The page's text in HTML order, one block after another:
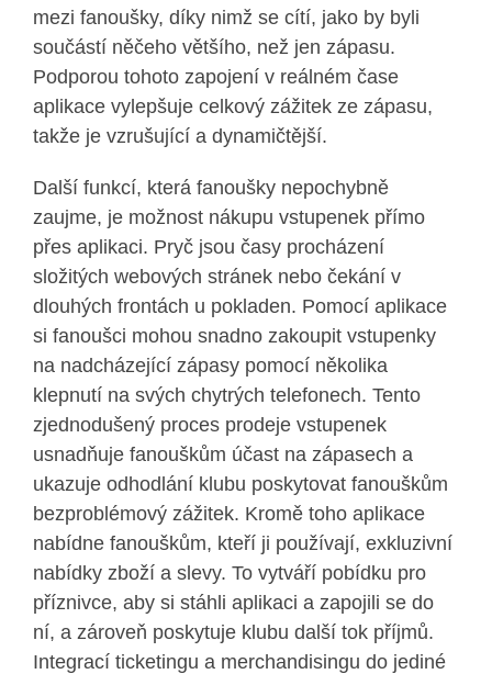
mezi fanoušky, díky nimž se cítí, jako by byli
součástí něčeho většího, než jen zápasu.
Podporou tohoto zapojení v reálném čase
aplikace vylepšuje celkový zážitek ze zápasu,
takže je vzrušující a dynamičtější.
Další funkcí, která fanoušky nepochybně
zaujme, je možnost nákupu vstupenek přímo
přes aplikaci. Pryč jsou časy procházení
složitých webových stránek nebo čekání v
dlouhých frontách u pokladen. Pomocí aplikace
si fanoušci mohou snadno zakoupit vstupenky
na nadcházející zápasy pomocí několika
klepnutí na svých chytrých telefonech. Tento
zjednodušený proces prodeje vstupenek
usnadňuje fanouškům účast na zápasech a
ukazuje odhodlání klubu poskytovat fanouškům
bezproblémový zážitek. Kromě toho aplikace
nabídne fanouškům, kteří ji používají, exkluzivní
nabídky zboží a slevy. To vytváří pobídku pro
příznivce, aby si stáhli aplikaci a zapojili se do
ní, a zároveň poskytuje klubu další tok příjmů.
Integrací ticketingu a merchandisingu do jediné